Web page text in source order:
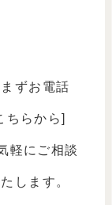
ずお電話
ちらから]
軽にご相談
します。